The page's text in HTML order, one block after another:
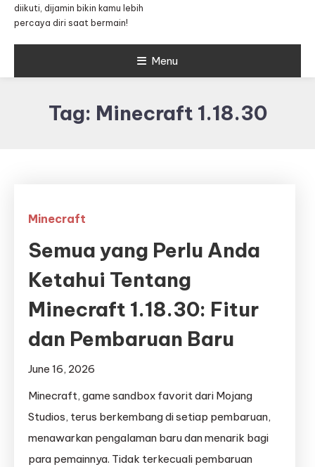
diikuti, dijamin bikin kamu lebih
percaya diri saat bermain!
Menu
Tag: Minecraft 1.18.30
Minecraft
Semua yang Perlu Anda
Ketahui Tentang
Minecraft 1.18.30: Fitur
dan Pembaruan Baru
June 16, 2026
Minecraft, game sandbox favorit dari Mojang
Studios, terus berkembang di setiap pembaruan,
menawarkan pengalaman baru dan menarik bagi
para pemainnya. Tidak terkecuali pembaruan